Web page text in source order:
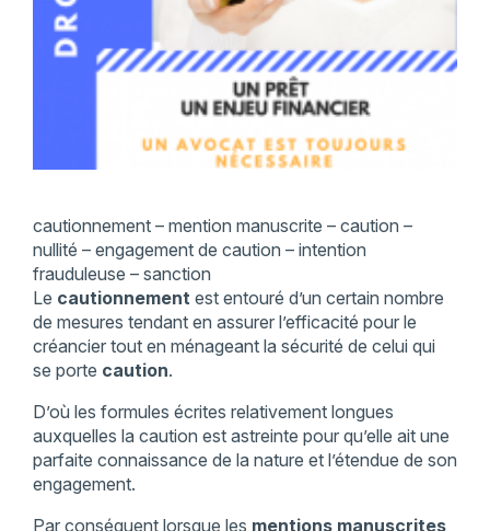
cautionnement – mention manuscrite – caution –
nullité – engagement de caution – intention
frauduleuse – sanction
Le cautionnementest entouré d’un certain nombre
de mesures tendant en assurer l’efficacité pour le
créancier tout en ménageant la sécurité de celui qui
se porte caution.
D’où les formules écrites relativement longues
auxquelles la caution est astreinte pour qu’elle ait une
parfaite connaissance de la nature et l’étendue de son
engagement.
Par conséquent lorsque les mentions manuscrites